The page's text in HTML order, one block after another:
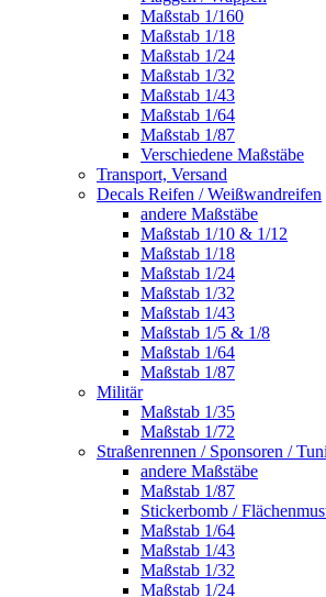
Maßstab 1/160
Maßstab 1/18
Maßstab 1/24
Maßstab 1/32
Maßstab 1/43
Maßstab 1/64
Maßstab 1/87
Verschiedene Maßstäbe
Transport, Versand
Decals Reifen / Weißwandreifen
andere Maßstäbe
Maßstab 1/10 & 1/12
Maßstab 1/18
Maßstab 1/24
Maßstab 1/32
Maßstab 1/43
Maßstab 1/5 & 1/8
Maßstab 1/64
Maßstab 1/87
Militär
Maßstab 1/35
Maßstab 1/72
Straßenrennen / Sponsoren /
andere Maßstäbe
Maßstab 1/87
Stickerbomb /
Maßstab 1/64
Maßstab 1/43
Maßstab 1/32
Maßstab 1/24